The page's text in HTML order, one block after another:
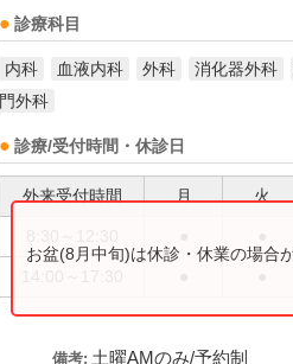
診療科目
内科 血液内科 外科 消化器外科
門外科
診療/受付時間・休診日
外来受付時間 月 火
お盆(8月中旬)は休診・休業の場合
備考: 土曜AMのみ/予約制